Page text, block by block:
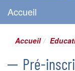
Accueil
Accueil
Pré-